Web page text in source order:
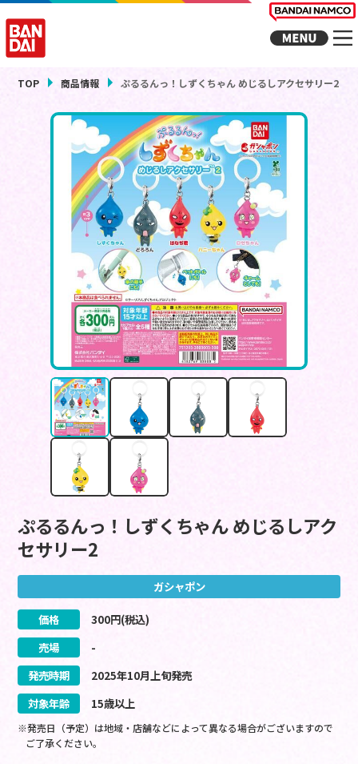
TOP 商品情報 ぷるるんっ！しずくちゃん めじるしアクセサリー2
ぷるるんっ！しずくちゃん めじるしアク
セサリー2
ガシャポン
価格 300円(税込)
売場
-
発売時期
2025年10月 上旬発売
対象年齢
15歳以上
※発売日（予定）は地域・店舗などによって異なる場合がございますので
ご了承ください。